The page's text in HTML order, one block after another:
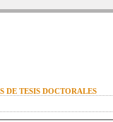
DE TESIS DOCTORALES